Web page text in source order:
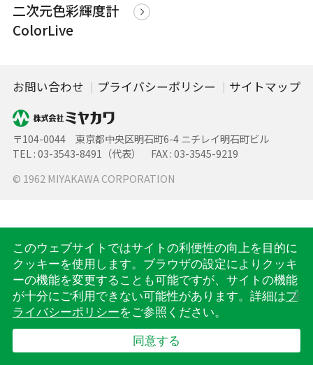
二次元色彩輝度計
ColorLive
このウェブサイトではサイトの利便性の向上を目的に
クッキーを使用します。ブラウザの設定によりクッキ
ーの機能を変更することも可能ですが、サイトの機能
が十分にご利用できない可能性があります。詳細はプ
ライバシーポリシーをご参照ください。
同意する
〒104-0044 東京都中央区明石町6-4 ニチレイ明石町ビル
TEL : 03-3543-8491（代表） FAX : 03-3545-9219
お問い合わせ プライバシーポリシー サイトマップ
© 1962 MIYAKAWA CORPORATION